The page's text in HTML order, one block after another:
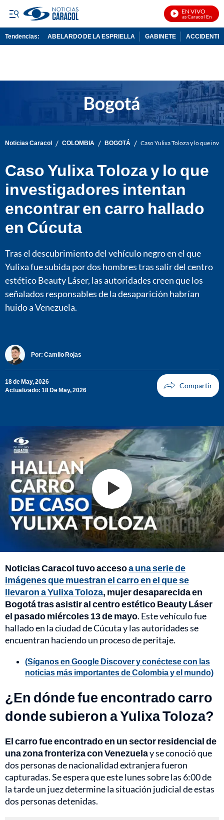
EN VIVO
Noticias Caracol En Vivo
Tendencias: ABELARDO DE LA ESPRIELLA GABINETE ACCIDENTE
Noticias Caracol / COLOMBIA / BOGOTÁ / Caso Yulixa Toloza y lo que
Caso Yulixa Toloza y lo que
investigadores intentan
encontrar en carro hallado
en Cúcuta
Tras el descubrimiento del vehículo negro en el que
Yulixa fue subida por dos hombres tras salir del centro
estético Beauty Láser, las autoridades creen que los
señalados responsables de la desaparición habrían
huido a Venezuela.
Por: Camilo Rojas
18 de May, 2026
Actualizado: 18 De May, 2026
Noticias Caracol tuvo accesoa una serie de
imágenes que muestran el carro en el que se
llevaron a Yulixa Toloza, mujer desaparecida en
Bogotá tras asistir al centro estético Beauty Láser
el pasado miércoles 13 de mayo. Este vehículo fue
hallado en la ciudad de Cúcuta y las autoridades se
encuentran haciendo un proceso de peritaje.
(Síganos en Google Discover y conéctese con las
noticias más importantes de Colombia y el mundo)
¿En dónde fue encontrado carro
donde subieron a Yulixa Toloza?
El carro fue encontrado en un sector residencial de
una zona fronteriza con Venezuelay se conoció que
dos personas de nacionalidad extranjera fueron
capturadas. Se espera que este lunes sobre las 6:00 de
la tarde un juez determine la situación judicial de estas
dos personas detenidas.